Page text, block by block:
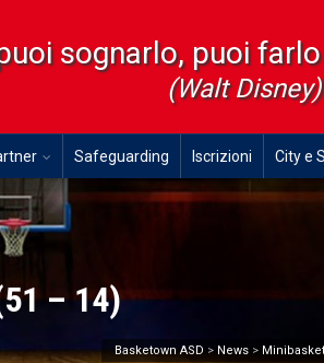
sognarlo, puoi farlo
(Walt Disney)
Safeguarding Iscrizioni City e
– 14)
Basketown ASD > News > Minibasket